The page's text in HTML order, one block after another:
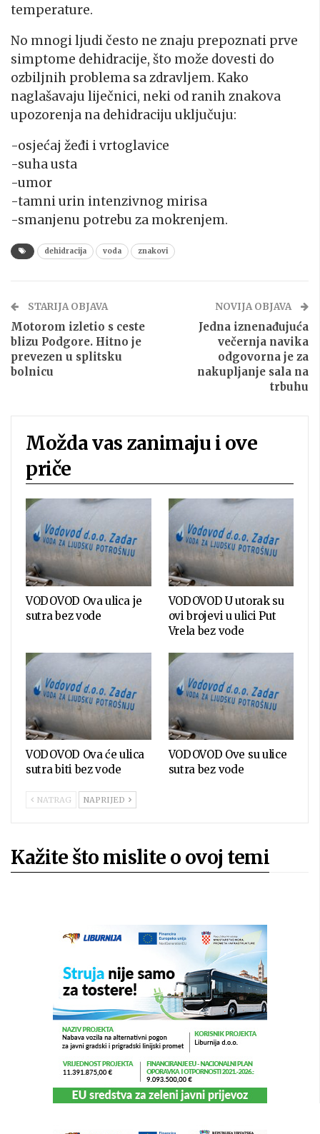
temperature.
No mnogi ljudi često ne znaju prepoznati prve
simptome dehidracije, što može dovesti do
ozbiljnih problema sa zdravljem. Kako
naglašavaju liječnici, neki od ranih znakova
upozorenja na dehidraciju uključuju:
-osjećaj žeđi i vrtoglavice
-suha usta
-umor
-tamni urin intenzivnog mirisa
-smanjenu potrebu za mokrenjem.
dehidracija voda znakovi
STARIJA OBJAVA
Motorom izletio s ceste
blizu Podgore. Hitno je
prevezen u splitsku
bolnicu
NOVIJA OBJAVA
Jedna iznenađujuća
večernja navika
odgovorna je za
nakupljanje sala na
trbuhu
Možda vas zanimaju i ove
priče
VODOVOD Ova ulica je
sutra bez vode
VODOVOD U utorak su
ovi brojevi u ulici Put
Vrela bez vode
VODOVOD Ova će ulica
sutra biti bez vode
VODOVOD Ove su ulice
sutra bez vode
NATRAG NAPRIJED
Kažite što mislite o ovoj temi